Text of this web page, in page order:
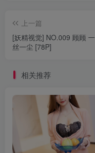
上一篇
[妖精视觉] NO.009 顾顾 一
丝一尘 [78P]
相关推荐